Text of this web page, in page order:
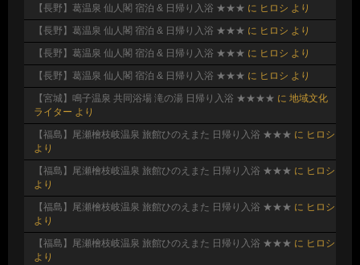
【長野】葛温泉 仙人閣 宿泊 & 日帰り入浴 ★★★ に ヒロシ より
【長野】葛温泉 仙人閣 宿泊 & 日帰り入浴 ★★★ に ヒロシ より
【長野】葛温泉 仙人閣 宿泊 & 日帰り入浴 ★★★ に ヒロシ より
【長野】葛温泉 仙人閣 宿泊 & 日帰り入浴 ★★★ に ヒロシ より
【宮城】鳴子温泉 共同浴場 滝の湯 日帰り入浴 ★★★★ に 地域文化
ライター より
【福島】尾瀬檜枝岐温泉 旅館ひのえまた 日帰り入浴 ★★★ に ヒロシ
より
【福島】尾瀬檜枝岐温泉 旅館ひのえまた 日帰り入浴 ★★★ に ヒロシ
より
【福島】尾瀬檜枝岐温泉 旅館ひのえまた 日帰り入浴 ★★★ に ヒロシ
より
【福島】尾瀬檜枝岐温泉 旅館ひのえまた 日帰り入浴 ★★★ に ヒロシ
より